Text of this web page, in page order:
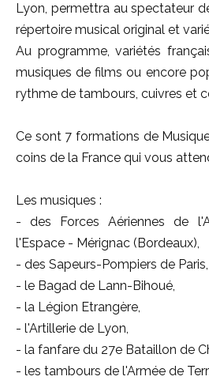
Lyon, permettra au spectateur
répertoire musical original et
Au programme, variétés
musiques de films ou encore
rythme de tambours, cuivres et
Ce sont 7 formations de
coins de la France qui vous
Les musiques :
- des Forces Aériennes de
l'Espace - Mérignac (Bordeaux),
- des Sapeurs-Pompiers de Paris,
- le Bagad de Lann-Bihoué,
- la Légion Etrangère,
- l'Artillerie de Lyon,
- la fanfare du 27e Bataillon de
- les tambours de l'Armée de